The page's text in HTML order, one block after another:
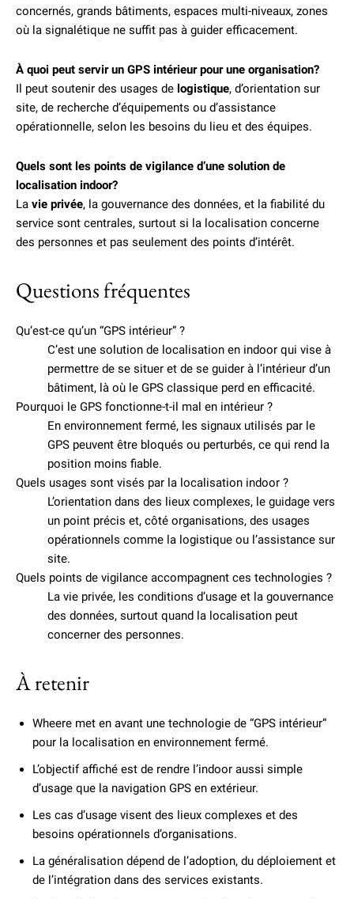
concernés, grands bâtiments, espaces multi-niveaux, zones
où la signalétique ne suffit pas à guider efficacement.
À quoi peut servir un GPS intérieur pour une organisation?
Il peut soutenir des usages de logistique, d’orientation sur
site, de recherche d’équipements ou d’assistance
opérationnelle, selon les besoins du lieu et des équipes.
Quels sont les points de vigilance d’une solution de
localisation indoor?
La vie privée, la gouvernance des données, et la fiabilité du
service sont centrales, surtout si la localisation concerne
des personnes et pas seulement des points d’intérêt.
Questions fréquentes
Qu’est-ce qu’un “GPS intérieur” ?
C’est une solution de localisation en indoor qui vise à
permettre de se situer et de se guider à l’intérieur d’un
bâtiment, là où le GPS classique perd en efficacité.
Pourquoi le GPS fonctionne-t-il mal en intérieur ?
En environnement fermé, les signaux utilisés par le
GPS peuvent être bloqués ou perturbés, ce qui rend la
position moins fiable.
Quels usages sont visés par la localisation indoor ?
L’orientation dans des lieux complexes, le guidage vers
un point précis et, côté organisations, des usages
opérationnels comme la logistique ou l’assistance sur
site.
Quels points de vigilance accompagnent ces technologies ?
La vie privée, les conditions d’usage et la gouvernance
des données, surtout quand la localisation peut
concerner des personnes.
À retenir
Wheere met en avant une technologie de “GPS intérieur”
pour la localisation en environnement fermé.
L’objectif affiché est de rendre l’indoor aussi simple
d’usage que la navigation GPS en extérieur.
Les cas d’usage visent des lieux complexes et des
besoins opérationnels d’organisations.
La généralisation dépend de l’adoption, du déploiement et
de l’intégration dans des services existants.